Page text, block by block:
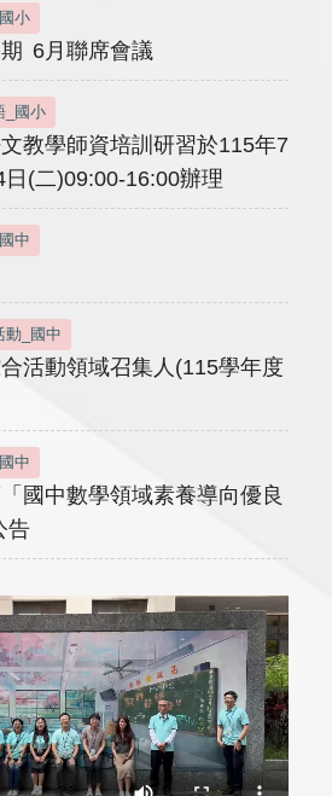
小
6月聯席會議
_國小
教學師資培訓研習於115年7
(二)09:00-16:00辦理
中
動_國中
活動領域召集人(115學年度
中
國中數學領域素養導向優良
告